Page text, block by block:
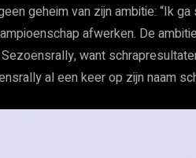
geheim van zijn ambitie: “Ik
afwerken. De
want
al een keer op zijn naam